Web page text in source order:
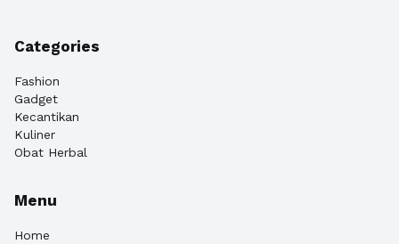
Categories
Fashion
Gadget
Kecantikan
Kuliner
Obat Herbal
Menu
Home